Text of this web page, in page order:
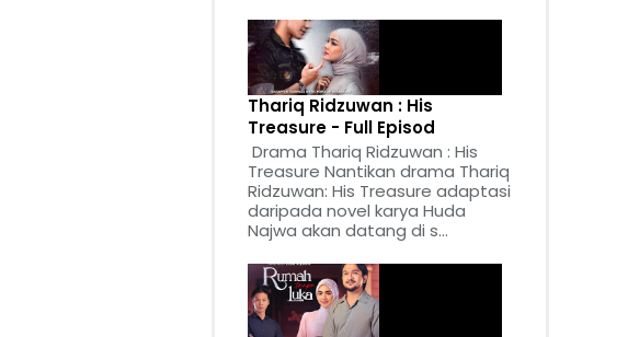
Thariq Ridzuwan : His
Treasure - Full Episod
Drama Thariq Ridzuwan : His
Treasure Nantikan drama Thariq
Ridzuwan: His Treasure adaptasi
daripada novel karya Huda
Najwa akan datang di s...